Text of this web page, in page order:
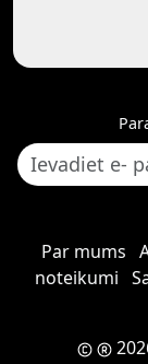
Par mums
noteikumi